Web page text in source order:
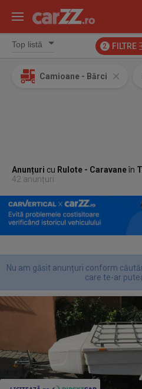
2 FILTRE
Camioane - Bărci
Anunțuri cu Rulote - Caravaneîn
42 anunțuri
Nu am găsit anunțuri conform
care te-ar